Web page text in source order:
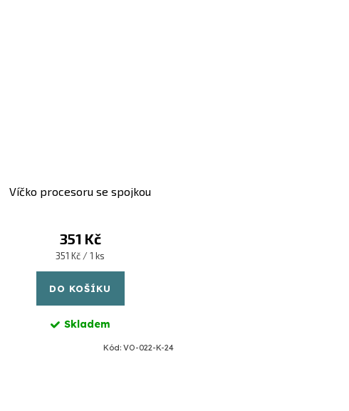
Víčko procesoru se spojkou
351 Kč
Měrná
cena:
351 Kč / 1 ks
DO KOŠÍKU
Skladem
Kód: VO-022-K-24